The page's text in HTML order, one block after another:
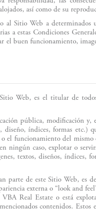
así como de su
al Sitio Web a determinados
a estas Condiciones
el buen funcionamiento,
Web, es el titular de
pública, modificación y,
índices, formas etc.)
el funcionamiento del mismo
ningún caso, explotar o
textos, diseños, índices,
parte de este Sitio Web, es
externa o “look and
Real Estate o está
contenidos. Estos